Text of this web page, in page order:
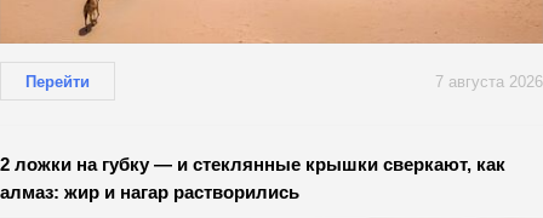
Перейти 7 августа 2026
2 ложки на губку — и стеклянные крышки сверкают, как
алмаз: жир и нагар растворились